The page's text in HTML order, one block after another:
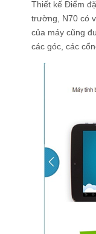
Thiết kế Điểm
trường, N70 có
của máy cũng
các góc, các